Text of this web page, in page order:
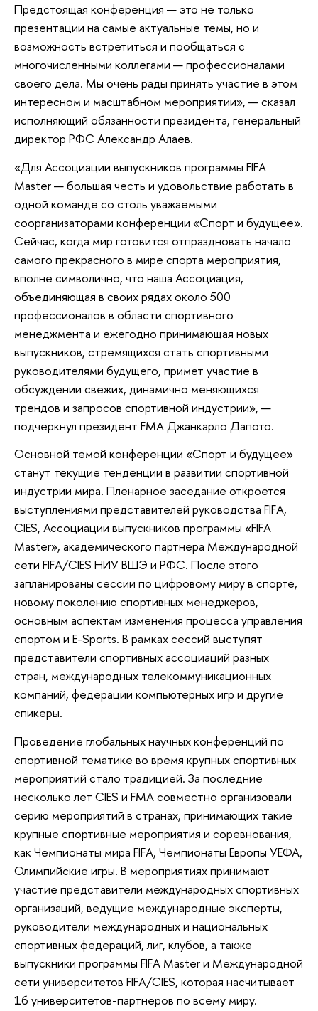
Предстоящая конференция — это не только
презентации на самые актуальные темы, но и
возможность встретиться и пообщаться с
многочисленными коллегами — профессионалами
своего дела. Мы очень рады принять участие в этом
интересном и масштабном мероприятии», — сказал
исполняющий обязанности президента, генеральный
директор РФС Александр Алаев.
«Для Ассоциации выпускников программы FIFA
Master — большая честь и удовольствие работать в
одной команде со столь уважаемыми
соорганизаторами конференции «Спорт и будущее».
Сейчас, когда мир готовится отпраздновать начало
самого прекрасного в мире спорта мероприятия,
вполне символично, что наша Ассоциация,
объединяющая в своих рядах около 500
профессионалов в области спортивного
менеджмента и ежегодно принимающая новых
выпускников, стремящихся стать спортивными
руководителями будущего, примет участие в
обсуждении свежих, динамично меняющихся
трендов и запросов спортивной индустрии», —
подчеркнул президент FMA Джанкарло Дапото.
Основной темой конференции «Спорт и будущее»
станут текущие тенденции в развитии спортивной
индустрии мира. Пленарное заседание откроется
выступлениями представителей руководства FIFA,
CIES, Ассоциации выпускников программы «FIFA
Master», академического партнера Международной
сети FIFA/CIES НИУ ВШЭ и РФС. После этого
запланированы сессии по цифровому миру в спорте,
новому поколению спортивных менеджеров,
основным аспектам изменения процесса управления
спортом и E-Sports. В рамках сессий выступят
представители спортивных ассоциаций разных
стран, международных телекоммуникационных
компаний, федерации компьютерных игр и другие
спикеры.
Проведение глобальных научных конференций по
спортивной тематике во время крупных спортивных
мероприятий стало традицией. За последние
несколько лет CIES и FMA совместно организовали
серию мероприятий в странах, принимающих такие
крупные спортивные мероприятия и соревнования,
как Чемпионаты мира FIFA, Чемпионаты Европы УЕФА,
Олимпийские игры. В мероприятиях принимают
участие представители международных спортивных
организаций, ведущие международные эксперты,
руководители международных и национальных
спортивных федераций, лиг, клубов, а также
выпускники программы FIFA Master и Международной
сети университетов FIFA/CIES, которая насчитывает
16 университетов-партнеров по всему миру.